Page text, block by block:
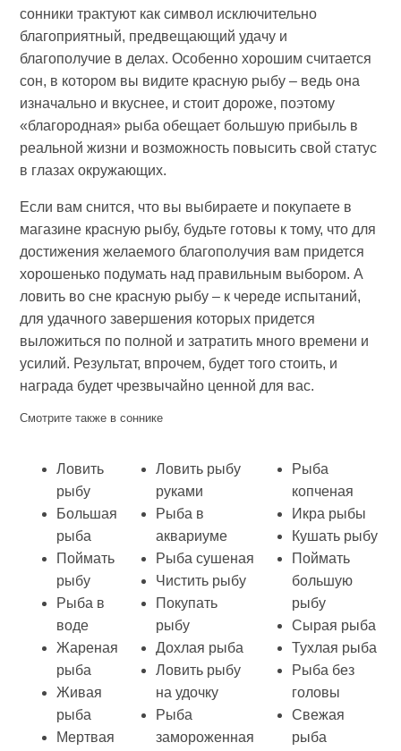
сонники трактуют как символ исключительно
благоприятный, предвещающий удачу и
благополучие в делах. Особенно хорошим считается
сон, в котором вы видите красную рыбу – ведь она
изначально и вкуснее, и стоит дороже, поэтому
«благородная» рыба обещает большую прибыль в
реальной жизни и возможность повысить свой статус
в глазах окружающих.
Если вам снится, что вы выбираете и покупаете в
магазине красную рыбу, будьте готовы к тому, что для
достижения желаемого благополучия вам придется
хорошенько подумать над правильным выбором. А
ловить во сне красную рыбу – к череде испытаний,
для удачного завершения которых придется
выложиться по полной и затратить много времени и
усилий. Результат, впрочем, будет того стоить, и
награда будет чрезвычайно ценной для вас.
Смотрите также в соннике
Ловить
рыбу
Большая
рыба
Поймать
рыбу
Рыба в
воде
Жареная
рыба
Живая
рыба
Мертвая
Ловить рыбу
руками
Рыба в
аквариуме
Рыба сушеная
Чистить рыбу
Покупать
рыбу
Дохлая рыба
Ловить рыбу
на удочку
Рыба
замороженная
Рыба
копченая
Икра рыбы
Кушать рыбу
Поймать
большую
рыбу
Сырая рыба
Тухлая рыба
Рыба без
головы
Свежая
рыба